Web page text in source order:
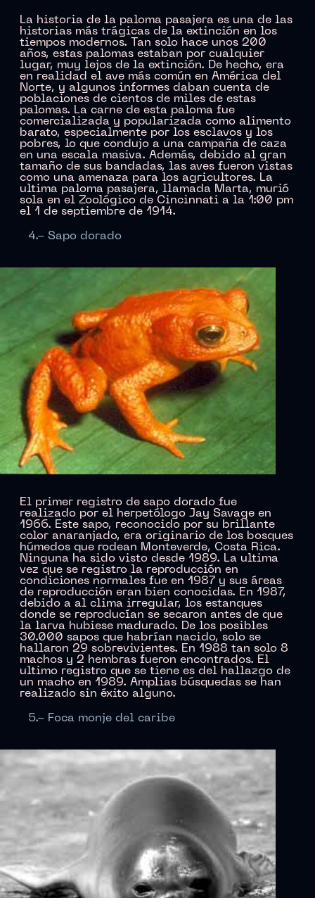
La historia de la paloma pasajera es una de las
historias más trágicas de la extinción en los
tiempos modernos. Tan solo hace unos 200
años, estas palomas estaban por cualquier
lugar, muy lejos de la extinción. De hecho, era
en realidad el ave más común en América del
Norte, y algunos informes daban cuenta de
poblaciones de cientos de miles de estas
palomas. La carne de esta paloma fue
comercializada y popularizada como alimento
barato, especialmente por los esclavos y los
pobres, lo que condujo a una campaña de caza
en una escala masiva. Además, debido al gran
tamaño de sus bandadas, las aves fueron vistas
como una amenaza para los agricultores. La
ultima paloma pasajera, llamada Marta, murió
sola en el Zoológico de Cincinnati a la 1:00 pm
el 1 de septiembre de 1914.
4.- Sapo dorado
El primer registro de sapo dorado fue
realizado por el herpetólogo Jay Savage en
1966. Este sapo, reconocido por su brillante
color anaranjado, era originario de los bosques
húmedos que rodean Monteverde, Costa Rica.
Ninguna ha sido visto desde 1989. La ultima
vez que se registro la reproducción en
condiciones normales fue en 1987 y sus áreas
de reproducción eran bien conocidas. En 1987,
debido a al clima irregular, los estanques
donde se reproducían se secaron antes de que
la larva hubiese madurado. De los posibles
30.000 sapos que habrían nacido, solo se
hallaron 29 sobrevivientes. En 1988 tan solo 8
machos y 2 hembras fueron encontrados. El
ultimo registro que se tiene es del hallazgo de
un macho en 1989. Amplias búsquedas se han
realizado sin éxito alguno.
5.- Foca monje del caribe